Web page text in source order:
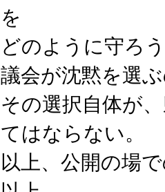
を
どのように守ろ
議会が沈黙を選
その選択自体が
てはならない。
以上、公開の場